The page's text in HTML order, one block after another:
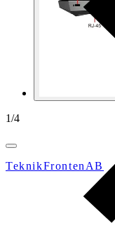
1/4
TeknikFrontenAB